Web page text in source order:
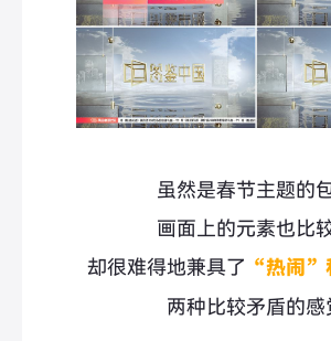
虽然是春节主题的
画面上的元素也比
却很难得地兼具了 “热闹”
两种比较矛盾的感